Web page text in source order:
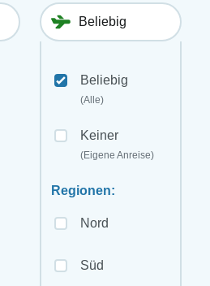
Beliebig
(Alle)
Keiner
(Eigene Anreise)
Regionen:
Nord
Süd